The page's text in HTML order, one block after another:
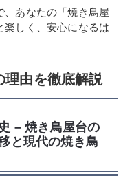
、あなたの「焼き鳥屋
楽しく、安心になるは
理由を徹底解説
– 焼き鳥屋台の
と現代の焼き鳥